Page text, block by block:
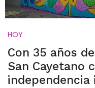
HOY
Con 35 años
San Cayetano